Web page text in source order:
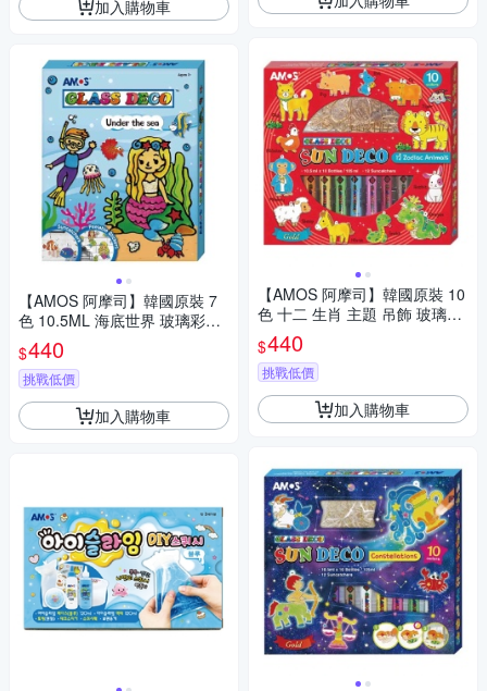
加入購物車
【AMOS 阿摩司】韓國原裝 7
色 10.5ML 海底世界 玻璃彩繪
創意組合 / 組 GD10P7-US
$440
挑戰低價
加入購物車
【AMOS 阿摩司】韓國原裝 10
色 十二 生肖 主題 吊飾 玻璃彩
繪 膠 / 組 SD10P10-ZA
$440
挑戰低價
加入購物車